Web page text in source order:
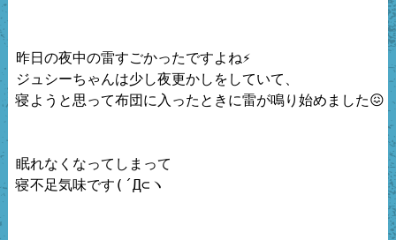
昨日の夜中の雷すごかったですよね⚡
ジュシーちゃんは少し夜更かしをしていて、
寝ようと思って布団に入ったときに雷が鳴り始めました😖
眠れなくなってしまって
寝不足気味です(´Д⊂ヽ